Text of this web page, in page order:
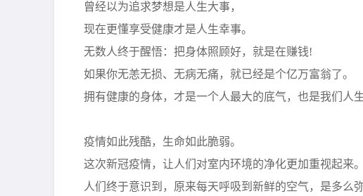
曾经以为追求梦想是人生大事，
现在更懂享受健康才是人生幸事。
无数人终于醒悟：把身体照顾好，就是在赚钱!
如果你无恙无损、无病无痛，就已经是个亿万富翁了。
拥有健康的身体，才是一个人最大的底气，也是我们人
疫情如此残酷，生命如此脆弱。
这次新冠疫情，让人们对室内环境的净化更加重视起来。
人们终于意识到，原来每天呼吸到新鲜的空气，是多么